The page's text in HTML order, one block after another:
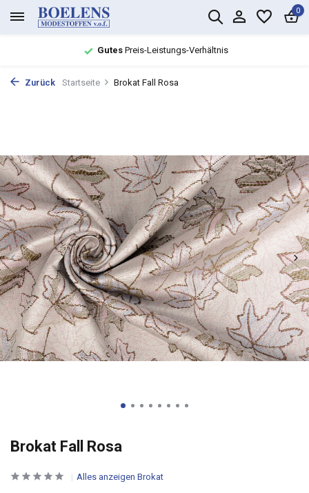
0
GutesPreis-Leistungs-Verhältnis
Zurück Startseite Brokat Fall Rosa
Brokat Fall Rosa
Alles anzeigen Brokat